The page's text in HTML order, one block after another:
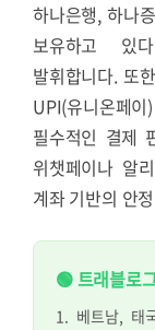
하나은행, 하나
보유하고 있
발휘합니다. 또
UPI(유니온페
필수적인 결제
위챗페이나 알
계좌 기반의 안
🟢 트래블로
1. 베트남, 태